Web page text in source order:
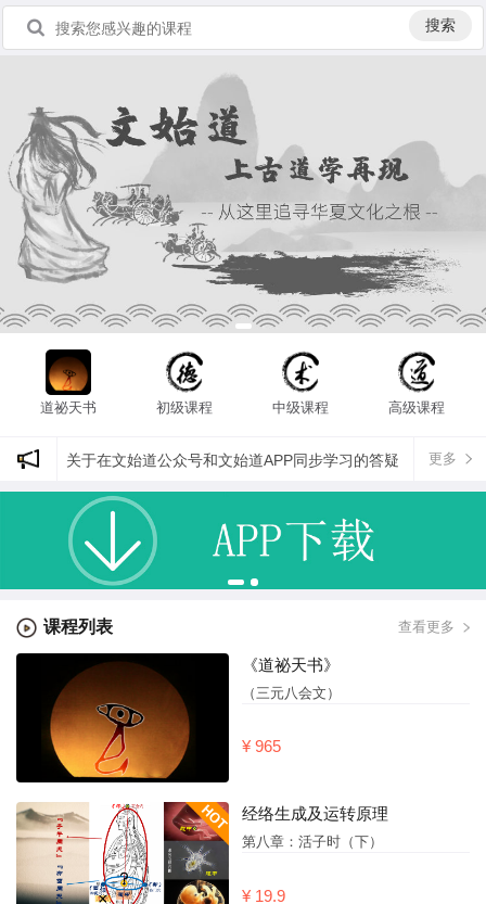
搜索
道祕天书 初级课程 中级课程 高级课程
关于在文始道公众号和文始道APP同步学习的答疑 更多
课程列表 查看更多
《道祕天书》
（三元八会文）
¥ 965
经络生成及运转原理
第八章：活子时（下）
¥ 19.9